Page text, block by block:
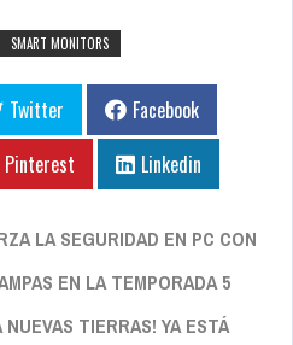
SMART MONITORS
Twitter
Facebook
Pinterest Linkedin
LA SEGURIDAD EN PC CON
EN LA TEMPORADA 5
TIERRAS! YA ESTÁ